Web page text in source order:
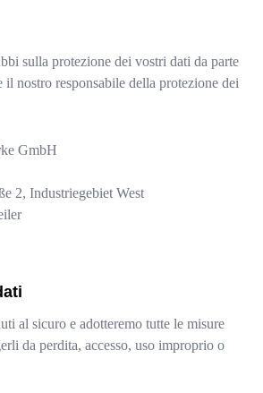
sulla protezione dei vostri dati da parte
il nostro responsabile della protezione dei
GmbH
2, Industriegebiet West
al sicuro e adotteremo tutte le misure
da perdita, accesso, uso improprio o